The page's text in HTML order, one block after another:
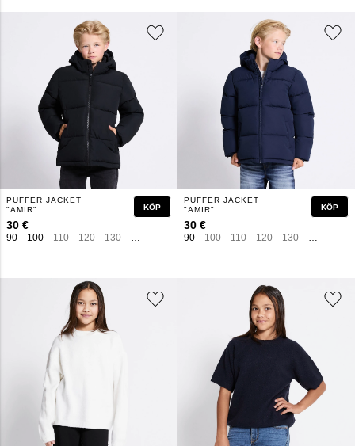
90 100 110 120 130 140 160
PUFFER JACKET
"AMIR"
30 €
KÖP
90 100 110 120 130 140
PUFFER JACKET
"AMIR"
30 €
KÖP